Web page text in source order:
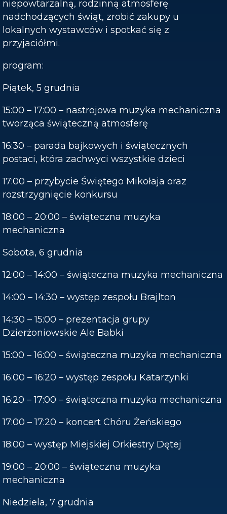
niepowtarzalną, rodzinną atmosferę
nadchodzących świąt, zrobić zakupy u
lokalnych wystawców i spotkać się z
przyjaciółmi.
program:
Piątek, 5 grudnia
15:00 – 17:00 – nastrojowa muzyka mechaniczna
tworząca świąteczną atmosferę
16:30 – parada bajkowych i świątecznych
postaci, która zachwyci wszystkie dzieci
17:00 – przybycie Świętego Mikołaja oraz
rozstrzygnięcie konkursu
18:00 – 20:00 – świąteczna muzyka
mechaniczna
Sobota, 6 grudnia
12:00 – 14:00 – świąteczna muzyka mechaniczna
14:00 – 14:30 – występ zespołu Brajlton
14:30 – 15:00 – prezentacja grupy
Dzierżoniowskie Ale Babki
15:00 – 16:00 – świąteczna muzyka mechaniczna
16:00 – 16:20 – występ zespołu Katarzynki
16:20 – 17:00 – świąteczna muzyka mechaniczna
17:00 – 17:20 – koncert Chóru Żeńskiego
18:00 – występ Miejskiej Orkiestry Dętej
19:00 – 20:00 – świąteczna muzyka
mechaniczna
Niedziela, 7 grudnia